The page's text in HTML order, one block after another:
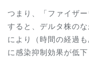
つまり、「ファイザ
すると、デルタ株の
により（時間の経過
に感染抑制効果が低